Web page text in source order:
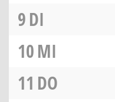
9DI
10MI
11 DO